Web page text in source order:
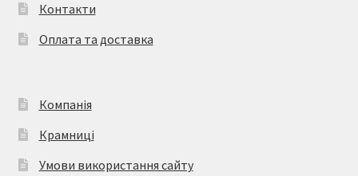
Контакти
Оплата та доставка
Компанія
Крамниці
Умови використання сайту